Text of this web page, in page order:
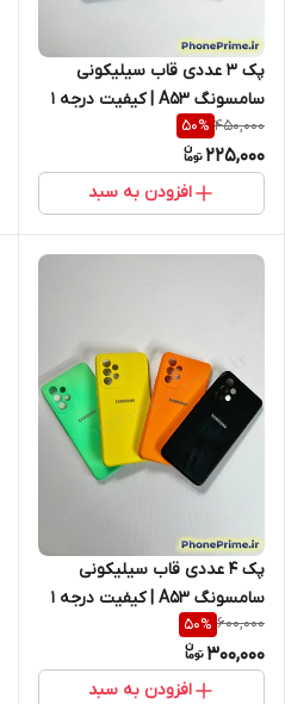
پک ۳ عددی قاب سیلیکونی
سامسونگ A53 | کیفیت درجه ۱
با ۵۰٪ تخفیف ویژه انبارگردانی
(نقد و اقساط)
450,000
50%
225,000
افزودن به سبد
پک ۴ عددی قاب سیلیکونی
سامسونگ A53 | کیفیت درجه ۱
واقعی (نقد و اقساط)
600,000
50%
300,000
افزودن به سبد